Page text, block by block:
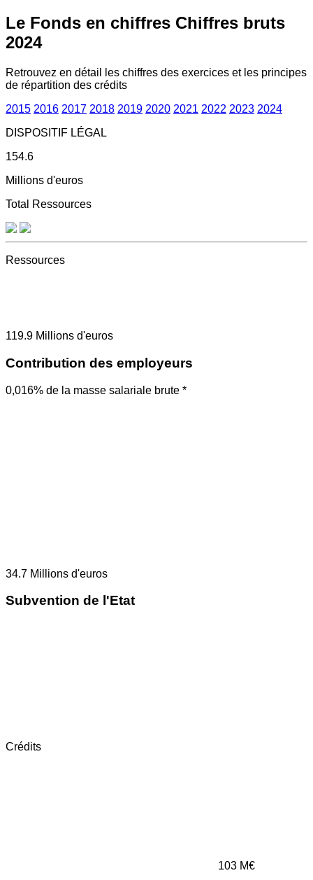
Le Fonds en chiffres Chiffres bruts
2024
Retrouvez en détail les chiffres des exercices et les principes
de répartition des crédits
2015 2016 2017 2018 2019 2020 2021 2022 2023 2024
DISPOSITIF LÉGAL
154.6
Millions d'euros
Total Ressources
Ressources
119.9 Millions d'euros
Contribution des employeurs
0,016% de la masse salariale brute *
34.7 Millions d'euros
Subvention de l'Etat
Crédits
103 M€